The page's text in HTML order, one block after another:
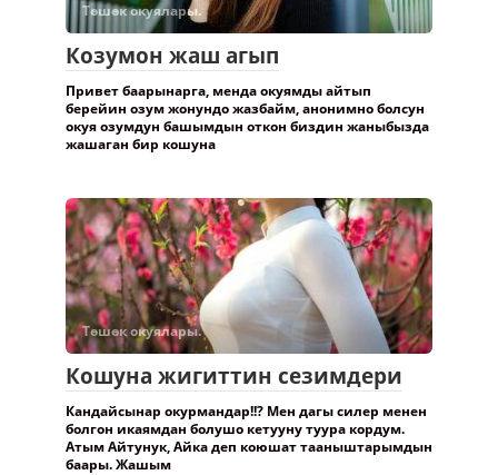
Төшөк окуялары.
Козумон жаш агып
Привет баарынарга, менда окуямды айтып
берейин озум жонундо жазбайм, анонимно болсун
окуя озумдун башымдын откон биздин жаныбызда
жашаган бир кошуна
Төшөк окуялары.
Кошуна жигиттин сезимдери
Кандайсынар окурмандар!!? Мен дагы силер менен
болгон икаямдан болушо кетууну туура кордум.
Атым Айтунук, Айка деп коюшат тааныштарымдын
баары. Жашым